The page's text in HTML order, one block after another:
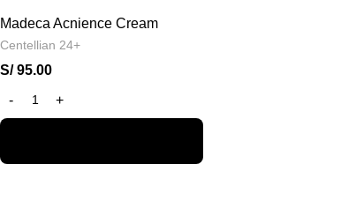
Madeca Acnience Cream
Centellian 24+
S/95.00